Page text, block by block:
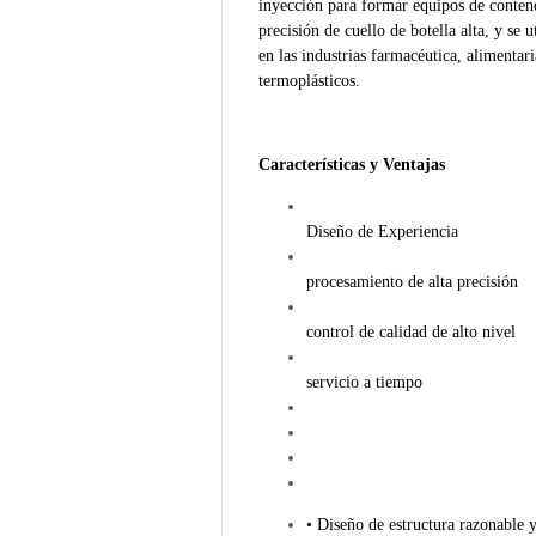
inyección para formar equipos de
precisión de cuello de botella alta, y se
en las industrias farmacéutica,
termoplásticos.
Características y Ventajas
Diseño de Experiencia
procesamiento de alta precisión
control de calidad de alto nivel
servicio a tiempo
• Diseño de estructura